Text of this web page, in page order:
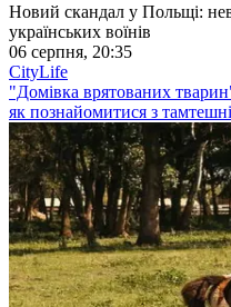
Новий скандал у Польщі:
українських воїнів
06 серпня, 20:35
CityLife
"Домівка врятованих
як познайомитися з